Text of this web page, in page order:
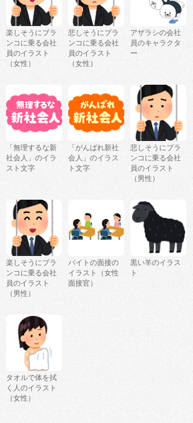
楽しそうにブラ
ンコに乗る会社
員のイラスト
（女性）
悲しそうにブラ
ンコに乗る会社
員のイラスト
（女性）
アザラシの会社
員のキャラクタ
ー
「無理するな新
社会人」のイラ
スト文字
「がんばれ新社
会人」のイラス
ト文字
悲しそうにブラ
ンコに乗る会社
員のイラスト
（男性）
楽しそうにブラ
ンコに乗る会社
員のイラスト
（男性）
バイトの面接の
イラスト（女性
面接官）
黒い羊のイラス
ト
タオルで体を拭
く人のイラスト
（女性）